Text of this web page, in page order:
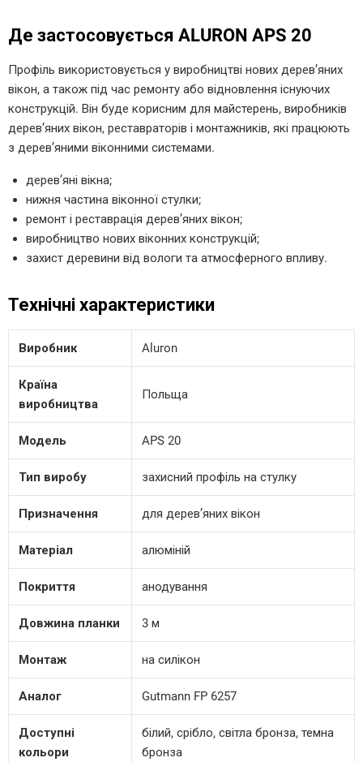
Де застосовується ALURON APS 20
Профіль використовується у виробництві нових дерев’яних
вікон, а також під час ремонту або відновлення існуючих
конструкцій. Він буде корисним для майстерень, виробників
дерев’яних вікон, реставраторів і монтажників, які працюють
з дерев’яними віконними системами.
дерев’яні вікна;
нижня частина віконної стулки;
ремонт і реставрація дерев’яних вікон;
виробництво нових віконних конструкцій;
захист деревини від вологи та атмосферного впливу.
Технічні характеристики
Виробник Aluron
Країна
виробництва
Польща
Модель APS 20
Тип виробу захисний профіль на стулку
Призначення для дерев’яних вікон
Матеріал алюміній
Покриття анодування
Довжина планки 3 м
Монтаж на силікон
Аналог Gutmann FP 6257
Доступні
кольори
білий, срібло, світла бронза, темна
бронза